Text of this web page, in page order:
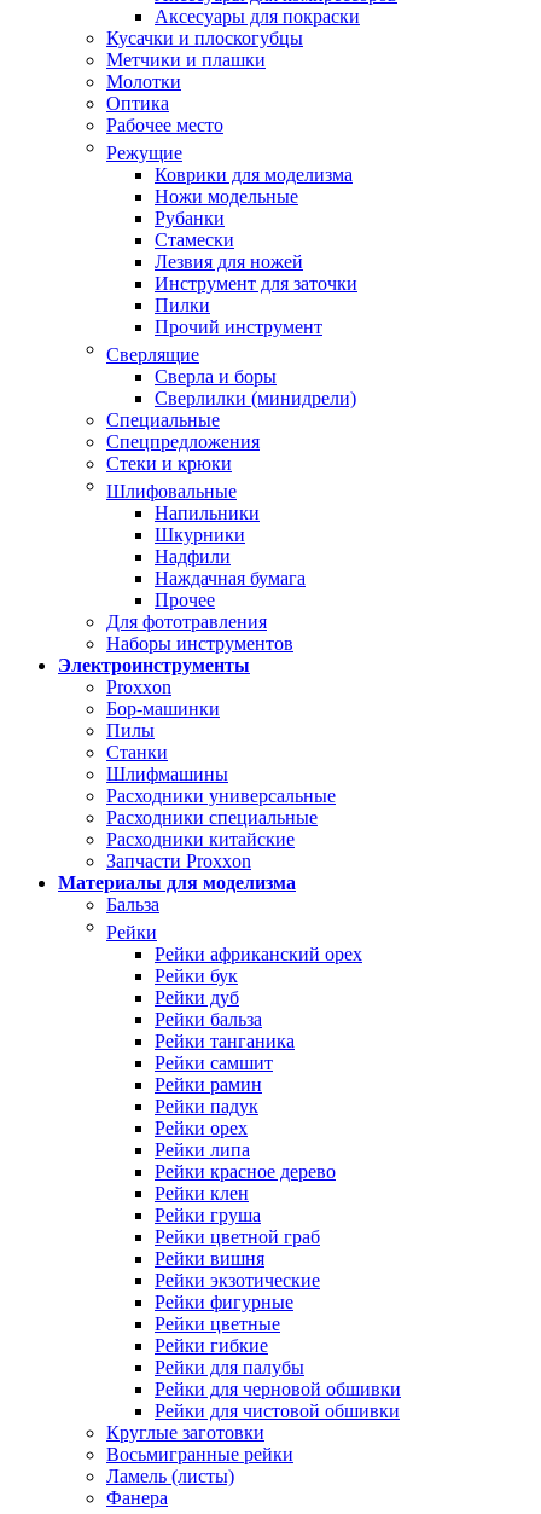
Аксесуары для покраски
Кусачки и плоскогубцы
Метчики и плашки
Молотки
Оптика
Рабочее место
Режущие
Коврики для моделизма
Ножи модельные
Рубанки
Стамески
Лезвия для ножей
Инструмент для заточки
Пилки
Прочий инструмент
Сверлящие
Сверла и боры
Сверлилки (минидрели)
Специальные
Спецпредложения
Стеки и крюки
Шлифовальные
Напильники
Шкурники
Надфили
Наждачная бумага
Прочее
Для фототравления
Наборы инструментов
Электроинструменты
Proxxon
Бор-машинки
Пилы
Станки
Шлифмашины
Расходники универсальные
Расходники специальные
Расходники китайские
Запчасти Proxxon
Материалы для моделизма
Бальза
Рейки
Рейки африканский орех
Рейки бук
Рейки дуб
Рейки бальза
Рейки танганика
Рейки самшит
Рейки рамин
Рейки падук
Рейки орех
Рейки липа
Рейки красное дерево
Рейки клен
Рейки груша
Рейки цветной граб
Рейки вишня
Рейки экзотические
Рейки фигурные
Рейки цветные
Рейки гибкие
Рейки для палубы
Рейки для черновой обшивки
Рейки для чистовой обшивки
Круглые заготовки
Восьмигранные рейки
Ламель (листы)
Фанера